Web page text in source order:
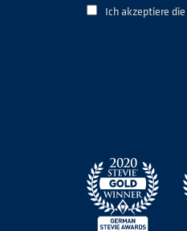
Ich akzeptiere die